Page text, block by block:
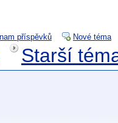
příspěvků Nové téma
Starší